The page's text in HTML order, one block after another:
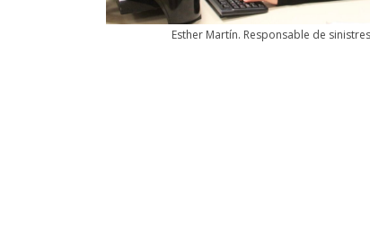
Esther Martín. Responsable de sinistres